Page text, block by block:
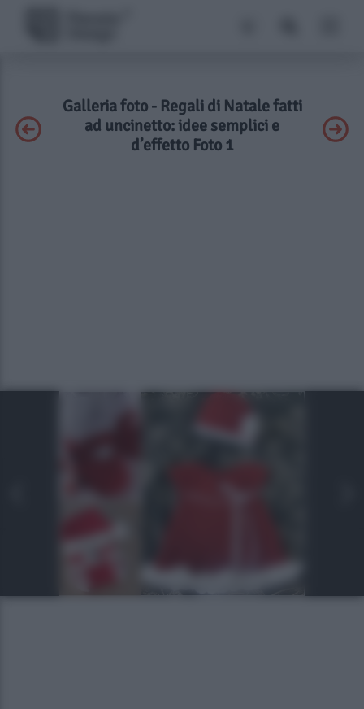
Galleria foto - Regali di Natale fatti
ad uncinetto: idee semplici e
d’effetto Foto 1